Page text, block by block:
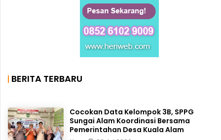
BERITA TERBARU
Cocokan Data Kelompok 3B, SPPG
Sungai Alam Koordinasi Bersama
Pemerintahan Desa Kuala Alam